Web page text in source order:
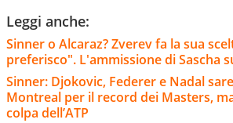
Leggi anche:
Sinner o Alcaraz? Zverev fa la sua
preferisco". L'ammissione di Sascha
Sinner: Djokovic, Federer e Nadal
Montreal per il record dei Masters,
colpa dell’ATP